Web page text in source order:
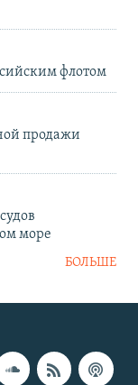
флотом
продажи
море
БОЛЬШЕ